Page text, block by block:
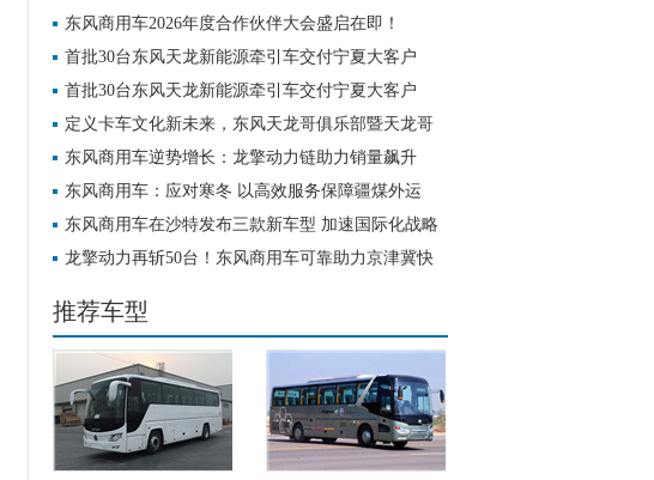
东风商用车2026年度合作伙伴大会盛启在即！
首批30台东风天龙新能源牵引车交付宁夏大客户
首批30台东风天龙新能源牵引车交付宁夏大客户
定义卡车文化新未来，东风天龙哥俱乐部暨天龙哥
权益重磅发布
东风商用车逆势增长：龙擎动力链助力销量飙升
东风商用车：应对寒冬 以高效服务保障疆煤外运
东风商用车在沙特发布三款新车型 加速国际化战略
龙擎动力再斩50台！东风商用车可靠助力京津冀快
推荐车型